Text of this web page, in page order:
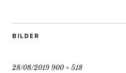
BILDER
28/08/2019 900 × 518